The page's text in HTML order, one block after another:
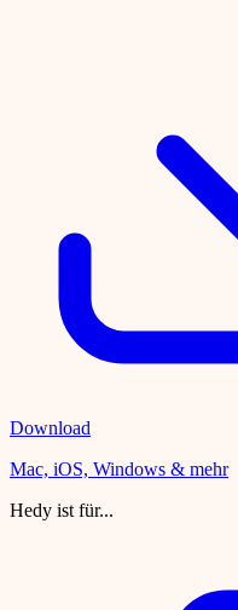
Download
Mac, iOS, Windows & mehr
Hedy ist für...